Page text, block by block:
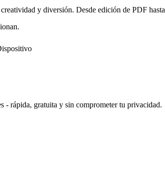
y diversión. Desde edición de PDF
- rápida, gratuita y sin comprometer tu privacidad.